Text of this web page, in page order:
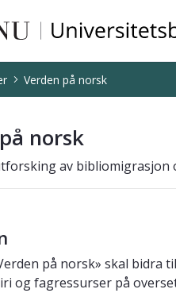
Verden på norsk
norsk
av
på norsk» skal
og fagressurser på